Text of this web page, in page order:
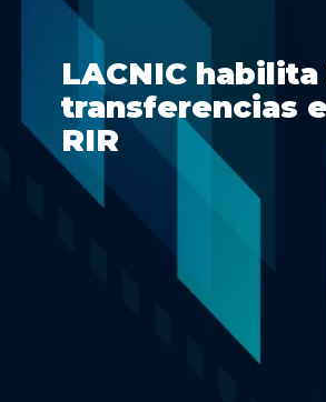
LACNIC habilita
transferencias
RIR